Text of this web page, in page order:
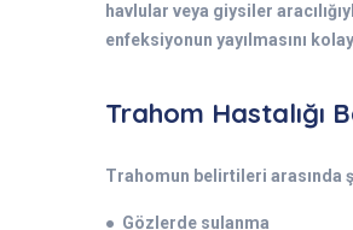
havlular veya giysiler
enfeksiyonun yayılmasını
Trahom Hastalığı
Trahomun belirtileri arasında
● Gözlerde sulanma